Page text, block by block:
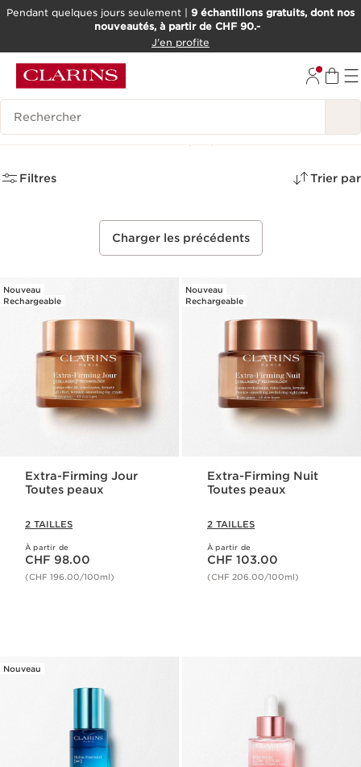
ALLER AU CONTENU
OUTIL D'ACCESSIBILITÉ
Pendant quelques jours seulement | 9 échantillons gratuits, dont nos
nouveautés, à partir de CHF 90.-
J'en profite
Historique des recherches
Meilleures Ventes (67)
Filtres Trier par
Charger les précédents
Nouveau
Rechargeable
Extra-Firming Jour
Toutes peaux
2 TAILLES
À partir de
Nouveau prix CHF 98.00
CHF 98.00
(CHF 196.00/100ml)
Nouveau
Rechargeable
Extra-Firming Nuit
Toutes peaux
2 TAILLES
À partir de
Nouveau prix CHF 103.00
CHF 103.00
(CHF 206.00/100ml)
Nouveau